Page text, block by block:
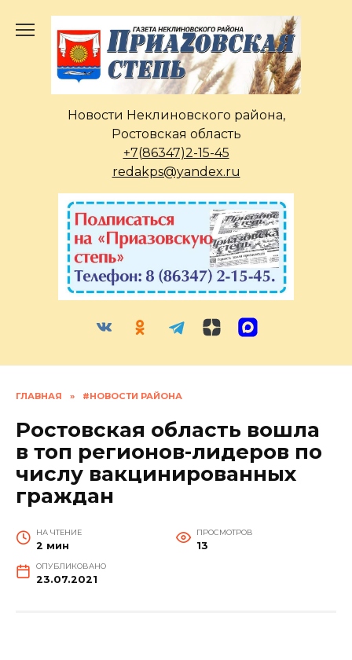
содержанию
Новости Неклиновского района,
Ростовская область
+7(86347)2-15-45
redakps@yandex.ru
ГЛАВНАЯ » #НОВОСТИ РАЙОНА
Ростовская область вошла
в топ регионов-лидеров по
числу вакцинированных
граждан
НА ЧТЕНИЕ
2 мин
ПРОСМОТРОВ
13
ОПУБЛИКОВАНО
23.07.2021